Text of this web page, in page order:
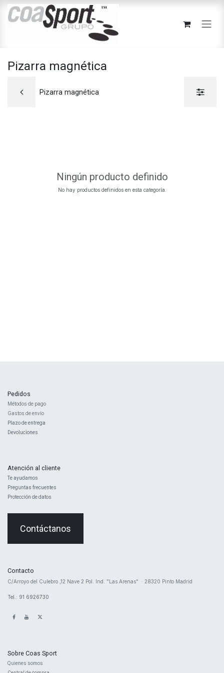
Ir al contenido
Pizarra magnética
Pizarra magnética
Ningún producto definido
No hay productos definidos en esta categoría.
Pedidos
Métodos de pago
Gastos de envío
Plazo de entrega
Devoluciones
Atención al cliente
Te ayudamos
Preguntas frecuentes
Protección de datos
Contáctanos
Contacto
​C/Arroyo del Culebro ,12 Nave 2 ​Pol. Ind. "Las Arenas" · 28320 Pinto Madrid
Tel.: 91 6926730
Sobre Coas Sport
Quienes ​somos